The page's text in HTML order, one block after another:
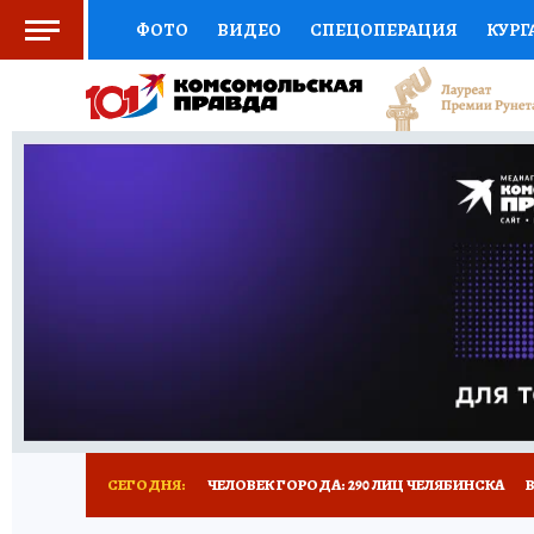
ФОТО ВИДЕО СПЕЦОПЕРАЦИЯ
СОЦПОДДЕРЖКА НАУКА СПОРТ
ВЫБОР ЭКСПЕРТОВ ДОКТОР
ПРОГНОЗЫ НА СПОРТ
НОВОЕ НА САЙТЕ
СЕГОДНЯ: ЧЕЛОВЕК ГОРОДА: 290 ЛИЦ ЧЕЛЯБИНСКА